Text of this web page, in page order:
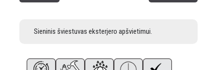
Sieninis šviestuvas eksterjero apšvietimui.